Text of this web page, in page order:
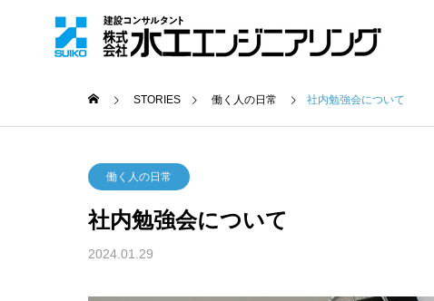
STORIES 働く人の日常 社内勉強会について
働く人の日常
社内勉強会について
2024.01.29